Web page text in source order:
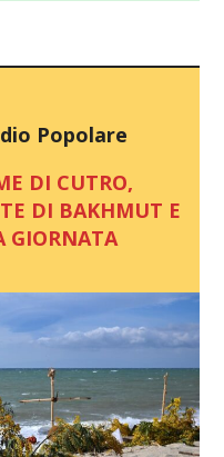
Popolare
DI CUTRO,
DI BAKHMUT E
GIORNATA